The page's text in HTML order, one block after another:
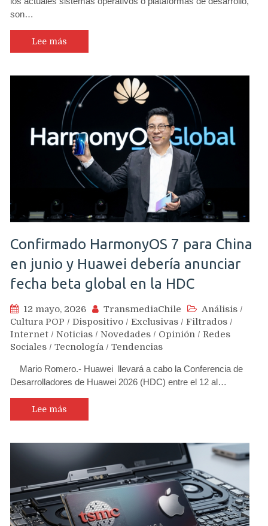
son…
Lee más
Confirmado HarmonyOS 7 para China
en junio y Huawei debería anunciar
fecha beta global en la HDC
12 mayo, 2026 TransmediaChile Análisis /
Cultura POP / Dispositivo / Exclusivas / Filtrados /
Internet / Noticias / Novedades / Opinión / Redes
Sociales / Tecnología / Tendencias
Mario Romero.- Huawei llevará a cabo la Conferencia de
Desarrolladores de Huawei 2026 (HDC) entre el 12 al…
Lee más